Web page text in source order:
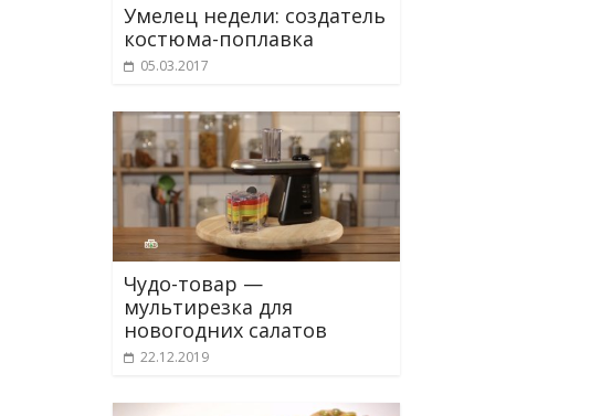
Умелец недели: создатель
костюма-поплавка
05.03.2017
Чудо-товар —
мультирезка для
новогодних салатов
22.12.2019